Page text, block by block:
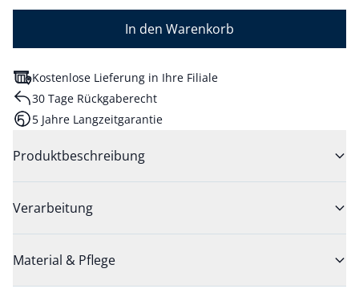
In den Warenkorb
Kostenlose Lieferung in Ihre Filiale
30 Tage Rückgaberecht
5 Jahre Langzeitgarantie
Produktbeschreibung
Verarbeitung
Material & Pflege